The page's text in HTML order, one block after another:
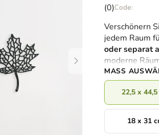
Die
ist
0,0
von
5
Sternen.
(0)
Verschönern
jedem Raum
oder separat
moderne
MASS
22,5 x
18 x 31